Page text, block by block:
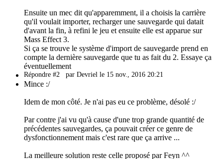
Ensuite un mec dit qu'apparemment, il a choisis la carrière
qu'il voulait importer, recharger une sauvegarde qui datait
d'avant la fin, à refini le jeu et ensuite elle est apparue sur
Mass Effect 3.
Si ça se trouve le système d'import de sauvegarde prend en
compte la dernière sauvegarde que tu as fait du 2. Essaye ça
éventuellement
Répondre #2 par Devriel le 15 nov., 2016 20:21
Mince :/
Idem de mon côté. Je n'ai pas eu ce problème, désolé :/
Par contre j'ai vu qu'à cause d'une trop grande quantité de
précédentes sauvegardes, ça pouvait créer ce genre de
dysfonctionnement mais c'est rare que ça arrive ...
La meilleure solution reste celle proposé par Feyn ^^